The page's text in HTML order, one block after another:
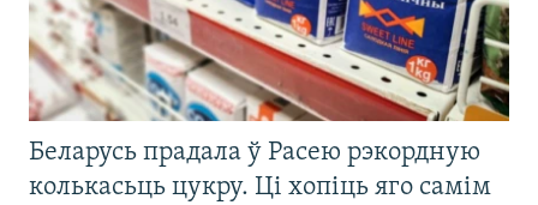
Беларусь прадала ў Расею рэкордную
колькасьць цукру. Ці хопіць яго самім